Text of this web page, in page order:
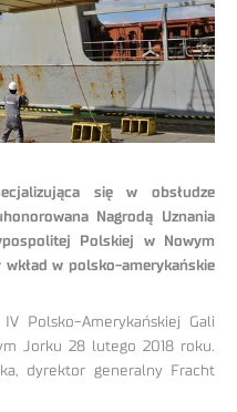
się w obsłudze
Nagrodą Uznania
Polskiej w Nowym
wkład w polsko-amerykańskie
Polsko-Amerykańskiej Gali
Jorku 28 lutego 2018 roku.
dyrektor generalny Fracht